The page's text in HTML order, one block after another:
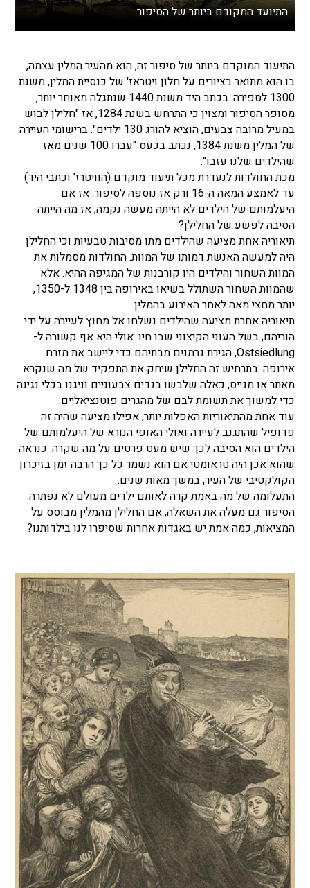
התיועד המקודם ביותר של הסיפור
התיעוד המוקדם ביותר של סיפור זה, הוא מהעיר המלין עצמה,
בו הוא מתואר בציורים על חלון ויטראז' של כנסיית המלין, משנת
1300 לספירה. בכתב היד משנת 1440 שנתגלה מאוחר יותר,
מסופר הסיפור ומצוין כי התרחש בשנת 1284, אז "חלילן לבוש
במעיל מרובה צבעים, הוציא להורג 130 ילדים". ברישומי העיירה
של המלין משנת 1384, נכתב בכעס "עברו 100 שנים מאז
שהילדים שלנו עזבו".
מכת החולדות לנעדרת מכל תיעוד מוקדם (הוויטרז' וכתבי היד)
עד לאמצע המאה ה-16 ורק אז נוספה לסיפור. אז אם
היעלמותם של הילדים לא הייתה מעשה נקמה, אז מה הייתה
הסיבה לפשע של החלילן?
תיאוריה אחת מציעה שהילדים מתו מסיבות טבעיות וכי החלילן
היה למעשה האנשת דמותו של המוות. החולדות מסמלות את
המוות השחור והילדים היו קורבנות של המגיפה ההיא. אלא
שהמוות השחור השתולל בשיאו באירופה בין 1348 ל-1350,
יותר מחצי מאה לאחר האירוע בהמלין.
תיאוריה אחרת מציעה שהילדים נשלחו אל מחוץ לעיירה על ידי
הוריהם, בשל העוני הקיצוני שבו חיו. אולי היא אף קשורה ל-
Ostsiedlung, הגירת גרמנים מבתיהם כדי ליישב את מזרח
אירופה. בתרחיש זה החלילן שיחק את התפקיד של מה שנקרא
מאתר או מגייס, כאלה שלבשו בגדים צבעוניים וניגנו בכלי נגינה
כדי למשוך את תשומת לבם של מהגרים פוטנציאליים.
עוד אחת מהתיאוריות האפלות יותר, אפילו מציעה שהיה זה
פדופיל שהתגנב לעיירה ואולי האופי הנורא של היעלמותם של
הילדים הוא הסיבה לכך שיש מעט פרטים על מה שקרה. כנראה
שהוא אכן היה טראומטי אם הוא נשמר כל כך הרבה זמן בזיכרון
הקולקטיבי של העיר, במשך מאות שנים.
התעלומה של מה באמת קרה לאותם ילדים מעולם לא נפתרה.
הסיפור גם מעלה את השאלה, אם החלילן מהמלין מבוסס על
המציאות, כמה אמת יש באגדות אחרות שסיפרו לנו בילדותנו?